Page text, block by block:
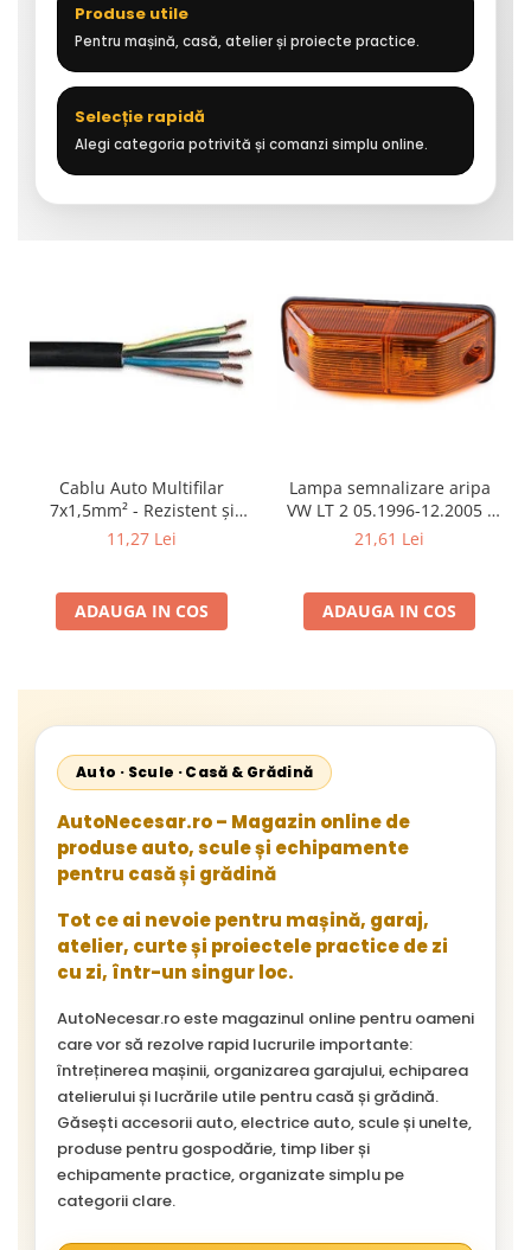
Produse utile
Pentru mașină, casă, atelier și proiecte practice.
Selecție rapidă
Alegi categoria potrivită și comanzi simplu online.
Cablu Auto Multifilar
7x1,5mm² - Rezistent și
Flexibil pentru Remorci 12V-
11,27 Lei
ADAUGA IN COS
Lampa semnalizare aripa
VW LT 2 05.1996-12.2005 ;
Mercedes Sprinter 1995-
Neoplan Euroliner,
Starliner,Centroliner,
21,61 Lei
ADAUGA IN COS
Auto · Scule · Casă & Grădină
AutoNecesar.ro – Magazin online de
produse auto, scule și echipamente
pentru casă și grădină
Tot ce ai nevoie pentru mașină, garaj,
atelier, curte și proiectele practice de zi
cu zi, într-un singur loc.
AutoNecesar.ro este magazinul online pentru oameni
care vor să rezolve rapid lucrurile importante:
întreținerea mașinii, organizarea garajului, echiparea
atelierului și lucrările utile pentru casă și grădină.
Găsești accesorii auto, electrice auto, scule și unelte,
produse pentru gospodărie, timp liber și
echipamente practice, organizate simplu pe
categorii clare.